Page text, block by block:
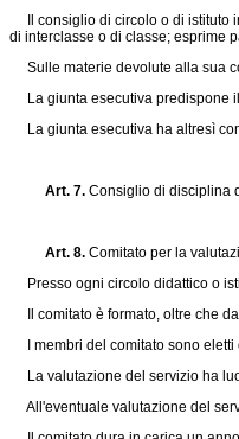
Il consiglio di circolo o di istituto
di interclasse o di classe; esprime
Sulle materie devolute alla sua
La giunta esecutiva predispone il
La giunta esecutiva ha altresì
Art. 7. Consiglio di disciplina
Art. 8. Comitato per la
Presso ogni circolo didattico o
Il comitato è formato, oltre che
I membri del comitato sono eletti
La valutazione del servizio ha
All'eventuale valutazione del